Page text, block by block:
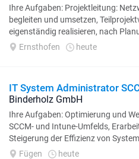
Ihre Aufgaben: Projektleitung:
begleiten und umsetzen,
eigenständig realisieren, nach
IT-/OT-Netze...
Ernsthofen heute
IT System Administrator
Binderholz GmbH
Ihre Aufgaben: Optimierung und
SCCM- und Intune-Umfelds,
Steigerung der Effizienz von
Verteilung...
Fügen heute